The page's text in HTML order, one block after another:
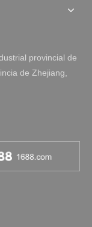
provincial de
de Zhejiang,